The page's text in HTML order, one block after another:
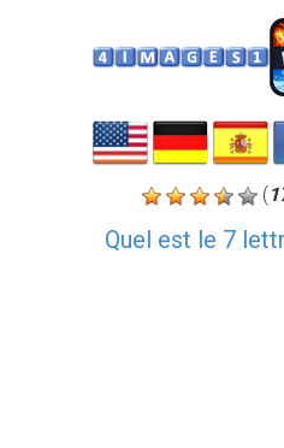
(
Quel est le 7